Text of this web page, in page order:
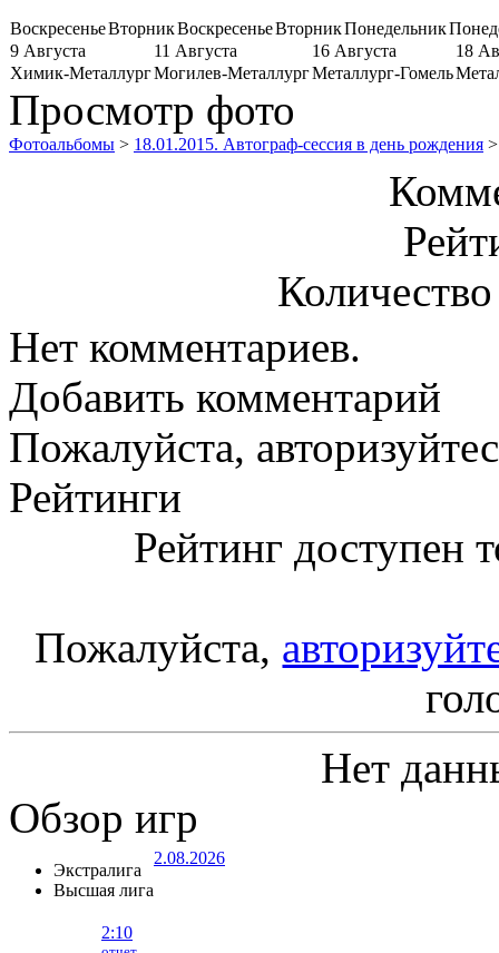
ВоскресеньеВторникВоскресеньеВторникПонедельник
9 Августа
11 Августа 16 Августа
18
Химик-МеталлургМогилев-МеталлургМеталлург-Гомель
Просмотр фото
Фотоальбомы > 18.01.2015. Автограф-сессия в день рождения >
Нет комментариев.
Добавить комментарий
Пожалуйста,
Рейтинги
Рейтинг доступен
Пожалуйста,
Нет
Обзор игр
Экстралига
Высшая лига
2.08.2026
2:10